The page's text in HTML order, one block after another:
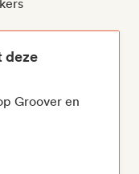
deze
Groover en